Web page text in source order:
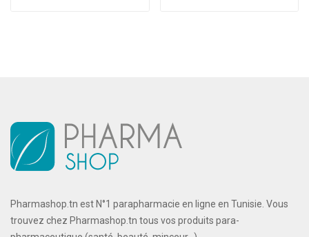
Pharmashop.tn est N°1 parapharmacie en ligne en Tunisie. Vous
trouvez chez Pharmashop.tn tous vos produits para-